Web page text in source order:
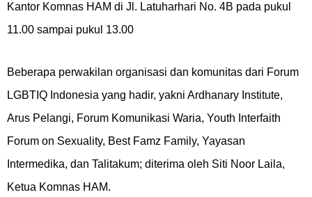
Kantor Komnas HAM di Jl. Latuharhari No. 4B pada pukul
11.00 sampai pukul 13.00
Beberapa perwakilan organisasi dan komunitas dari Forum
LGBTIQ Indonesia yang hadir, yakni Ardhanary Institute,
Arus Pelangi, Forum Komunikasi Waria, Youth Interfaith
Forum on Sexuality, Best Famz Family, Yayasan
Intermedika, dan Talitakum; diterima oleh Siti Noor Laila,
Ketua Komnas HAM.